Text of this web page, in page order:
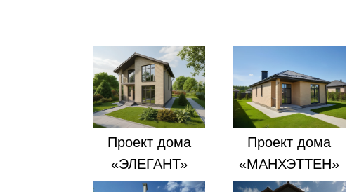
Проект дома
«ЭЛЕГАНТ»
Проект дома
«МАНХЭТТЕН»